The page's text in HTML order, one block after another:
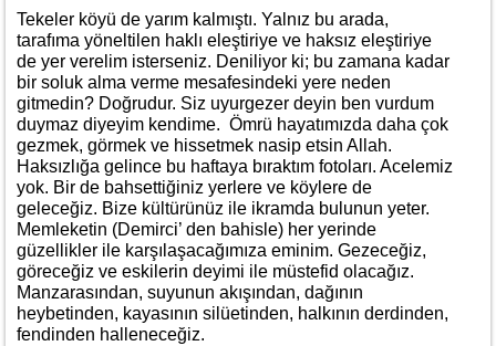
Tekeler köyü de yarım kalmıştı. Yalnız bu arada,
tarafıma yöneltilen haklı eleştiriye ve haksız eleştiriye
de yer verelim isterseniz. Deniliyor ki; bu zamana kadar
bir soluk alma verme mesafesindeki yere neden
gitmedin? Doğrudur. Siz uyurgezer deyin ben vurdum
duymaz diyeyim kendime. Ömrü hayatımızda daha çok
gezmek, görmek ve hissetmek nasip etsin Allah.
Haksızlığa gelince bu haftaya bıraktım fotoları. Acelemiz
yok. Bir de bahsettiğiniz yerlere ve köylere de
geleceğiz. Bize kültürünüz ile ikramda bulunun yeter.
Memleketin (Demirci’ den bahisle) her yerinde
güzellikler ile karşılaşacağımıza eminim. Gezeceğiz,
göreceğiz ve eskilerin deyimi ile müstefid olacağız.
Manzarasından, suyunun akışından, dağının
heybetinden, kayasının silüetinden, halkının derdinden,
fendinden halleneceğiz.